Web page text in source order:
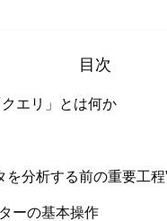
目次
エリ」とは何か
を分析する前の重要工程
ーの基本操作